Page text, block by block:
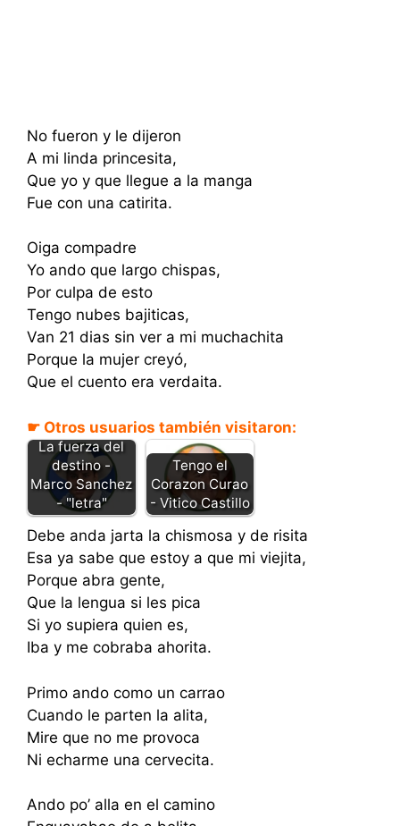
No fueron y le dijeron
A mi linda princesita,
Que yo y que llegue a la manga
Fue con una catirita.
Oiga compadre
Yo ando que largo chispas,
Por culpa de esto
Tengo nubes bajiticas,
Van 21 dias sin ver a mi muchachita
Porque la mujer creyó,
Que el cuento era verdaita.
☛ Otros usuarios también visitaron:
La fuerza del
destino -
Marco Sanchez
- "letra"
Tengo el
Corazon Curao
- Vitico Castillo
Debe anda jarta la chismosa y de risita
Esa ya sabe que estoy a que mi viejita,
Porque abra gente,
Que la lengua si les pica
Si yo supiera quien es,
Iba y me cobraba ahorita.
Primo ando como un carrao
Cuando le parten la alita,
Mire que no me provoca
Ni echarme una cervecita.
Ando po’ alla en el camino